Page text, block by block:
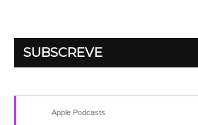
SUBSCREVE
Apple Podcasts